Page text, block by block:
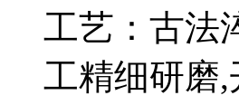
工艺：古法
工精细研磨,